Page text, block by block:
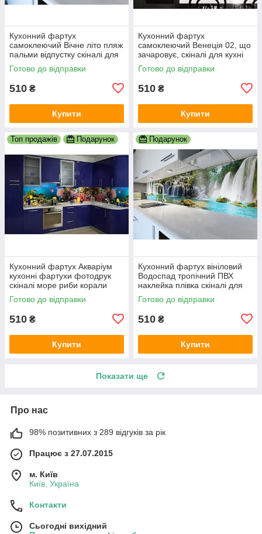
Кухонний фартух
самоклеючий Вічне літо пляж
пальми відпустку скіналі для
кухні наклейка ПВХ беж
600х2000 мм
Готово до відправки
510 ₴
Купити
Кухонний фартух
самоклеючий Венеція 02, що
зачаровує, скіналі для кухні
наклейка ПВХ гондоли
600х2000 мм
Готово до відправки
510 ₴
Купити
Топ продажів Подарунок
Кухонний фартух Акваріум
кухонні фартухи фотодрук
скіналі море риби корали
600х2000 мм
Готово до відправки
510 ₴
Купити
Подарунок
Кухонний фартух вініловий
Водоспад тропічний ПВХ
наклейка плівка скіналі для
кухні блакитний 600х2000 мм
Готово до відправки
510 ₴
Купити
Показати ще
Про нас
98% позитивних з 289 відгуків за рік
Працює з 27.07.2015
м. Київ
Київ, Україна
Контакти
Сьогодні вихідний